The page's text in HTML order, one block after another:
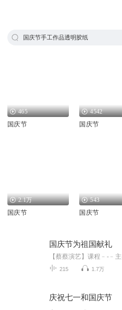
国庆节手工作品透明胶纸
465
国庆节
4542
国庆节
2.1万
国庆节
543
国庆节
国庆节为祖国献礼
215 1.7万
庆祝七一和国庆节